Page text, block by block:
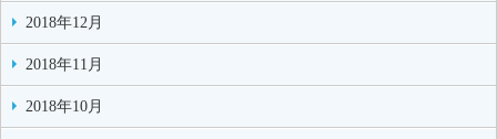
2018年12月
2018年11月
2018年10月